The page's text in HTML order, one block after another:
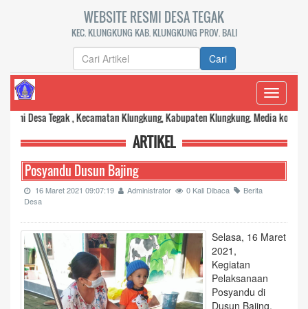
WEBSITE RESMI DESA TEGAK
KEC. KLUNGKUNG KAB. KLUNGKUNG PROV. BALI
Cari
Toggle
Tegak , Kecamatan Klungkung, Kabupaten Klungkung. Media komunikasi
ARTIKEL
Posyandu Dusun Bajing
16 Maret 2021 09:07:19 Administrator 0 Kali Dibaca
Berita
Desa
Selasa, 16 Maret
2021,
Kegiatan
Pelaksanaan
Posyandu di
Dusun Bajing,